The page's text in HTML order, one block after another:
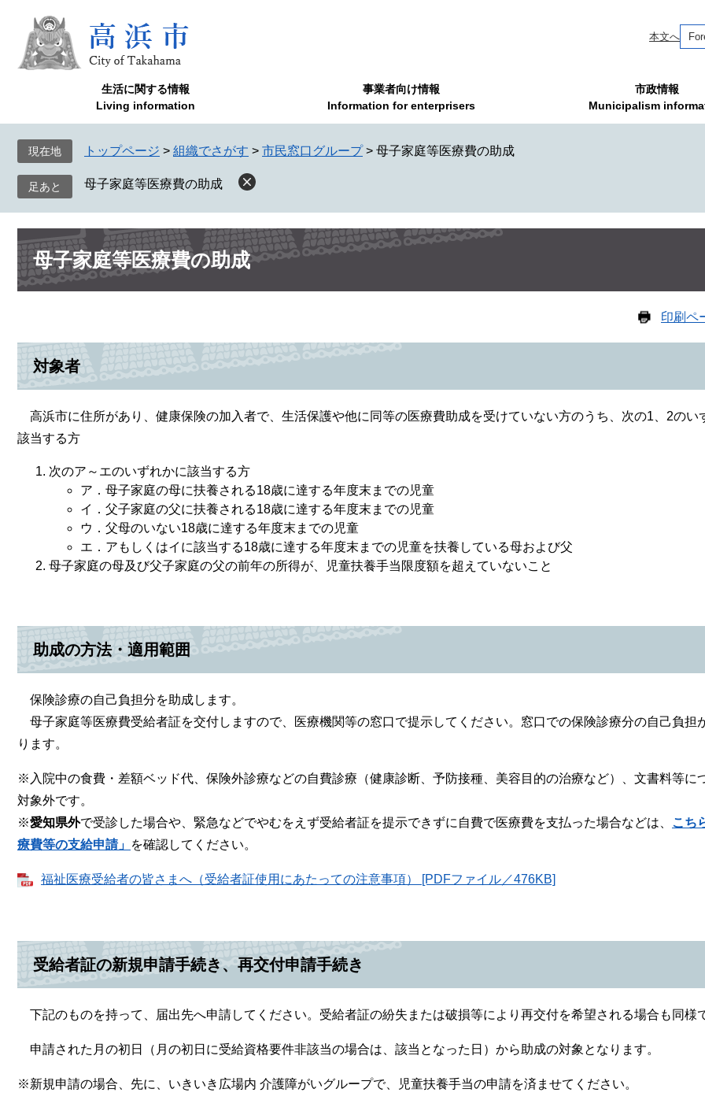
で
ば
へ
本文へ
生活に関する情報
Living information
事業者向け情報
Information for enterprisers
市政情報
Municipalism
現在地 トップページ > 組織でさがす > 市民窓口グループ > 母子家庭等医療費の助成
母子家庭等医療費の助成
本
文 母子家庭等医療費の助成
印刷ペ
対象者
高浜市に住所があり、健康保険の加入者で、生活保護や他に同等の医療費助成を受けていない方のうち、次の1、2のい
該当する方
次のア～エのいずれかに該当する方
ア．母子家庭の母に扶養される18歳に達する年度末までの児童
イ．父子家庭の父に扶養される18歳に達する年度末までの児童
ウ．父母のいない18歳に達する年度末までの児童
エ．アもしくはイに該当する18歳に達する年度末までの児童を扶養している母および父
母子家庭の母及び父子家庭の父の前年の所得が、児童扶養手当限度額を超えていないこと
助成の方法・適用範囲
保険診療の自己負担分を助成します。
母子家庭等医療費受給者証を交付しますので、医療機関等の窓口で提示してください。窓口での保険診療分の自己負担
ります。
※入院中の食費・差額ベッド代、保険外診療などの自費診療（健康診断、予防接種、美容目的の治療など）、文書料等に
対象外です。
※愛知県外で受診した場合や、緊急などでやむをえず受給者証を提示できずに自費で医療費を支払った場合などは、
こち
療費等の支給申請」 を確認してください。
福祉医療受給者の皆さまへ（受給者証使用にあたっての注意事項） [PDFファイル／476KB]
受給者証の新規申請手続き、再交付申請手続き
下記のものを持って、届出先へ申請してください。受給者証の紛失または破損等により再交付を希望される場合も同様
申請された月の初日（月の初日に受給資格要件非該当の場合は、該当となった日）から助成の対象となります。
※新規申請の場合、先に、いきいき広場内 介護障がいグループで、児童扶養手当の申請を済ませてください。